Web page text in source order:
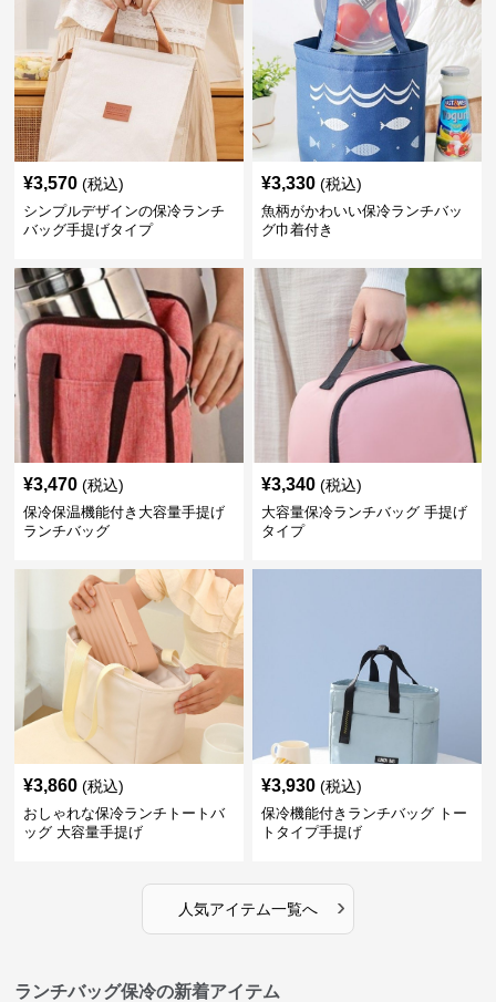
¥3,570 (税込)
シンプルデザインの保冷ランチ
バッグ手提げタイプ
¥3,330 (税込)
魚柄がかわいい保冷ランチバッ
グ巾着付き
¥3,470 (税込)
保冷保温機能付き大容量手提げ
ランチバッグ
¥3,340 (税込)
大容量保冷ランチバッグ 手提げ
タイプ
¥3,860 (税込)
おしゃれな保冷ランチトートバ
ッグ 大容量手提げ
¥3,930 (税込)
保冷機能付きランチバッグ トー
トタイプ手提げ
人気アイテム一覧へ ›
ランチバッグ保冷の新着アイテム